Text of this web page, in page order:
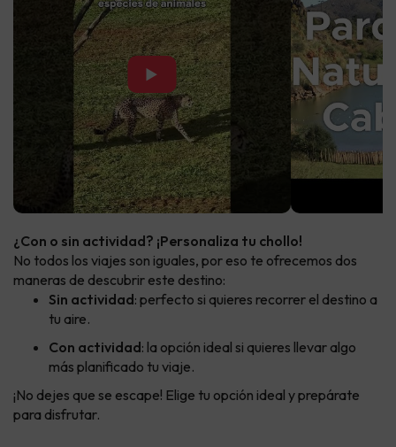
▶
¿Con o sin actividad? ¡Personaliza tu chollo!
No todos los viajes son iguales, por eso te ofrecemos dos
maneras de descubrir este destino:
Sin actividad: perfecto si quieres recorrer el destino a
tu aire.
Con actividad: la opción ideal si quieres llevar algo
más planificado tu viaje.
¡No dejes que se escape! Elige tu opción ideal y prepárate
para disfrutar.